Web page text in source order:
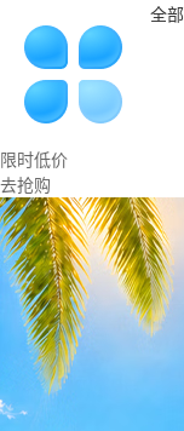
全部
限时低价
去抢购